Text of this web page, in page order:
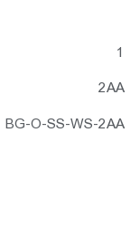
1
2АА
BG-O-SS-WS-2AA